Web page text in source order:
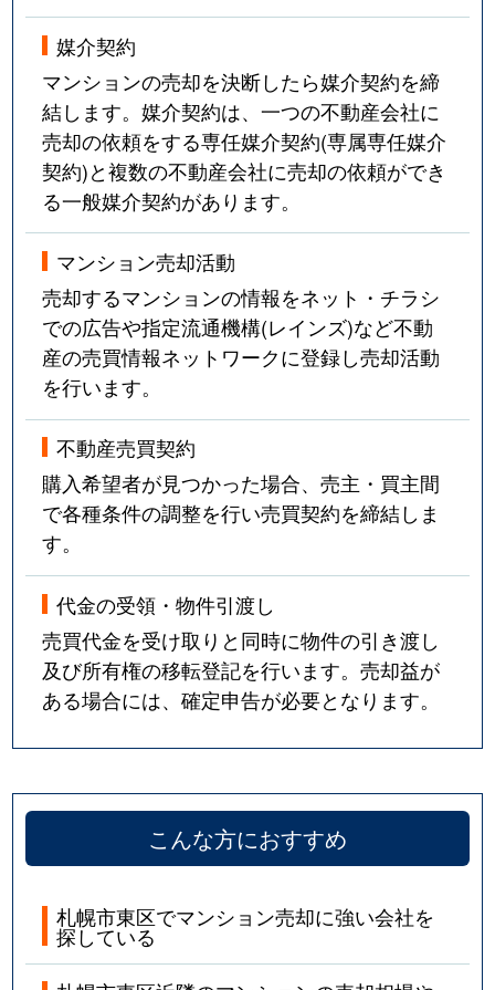
媒介契約
マンションの売却を決断したら媒介契約を締
結します。媒介契約は、一つの不動産会社に
売却の依頼をする専任媒介契約(専属専任媒介
契約)と複数の不動産会社に売却の依頼ができ
る一般媒介契約があります。
マンション売却活動
売却するマンションの情報をネット・チラシ
での広告や指定流通機構(レインズ)など不動
産の売買情報ネットワークに登録し売却活動
を行います。
不動産売買契約
購入希望者が見つかった場合、売主・買主間
で各種条件の調整を行い売買契約を締結しま
す。
代金の受領・物件引渡し
売買代金を受け取りと同時に物件の引き渡し
及び所有権の移転登記を行います。売却益が
ある場合には、確定申告が必要となります。
こんな方におすすめ
札幌市東区でマンション売却に強い会社を
探している